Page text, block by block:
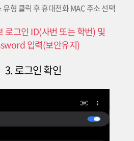
유형 클릭 후 휴대전화 MAC 주소 선택
그인 ID(사번 또는 학번) 및
입력(보안유지)
3. 로그인 확인